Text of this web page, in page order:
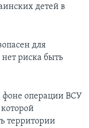
детей в
для
нет риска быть
фоне операции ВСУ
которой
территории